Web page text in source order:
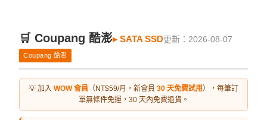
🛒 Coupang 酷澎▸ SATA SSD更新：2026-08-07
Coupang 酷澎
💡 加入 WOW 會員 （NT$59/月，新會員 30 天免費試用 ），每筆訂
單無條件免運，30 天內免費退貨。